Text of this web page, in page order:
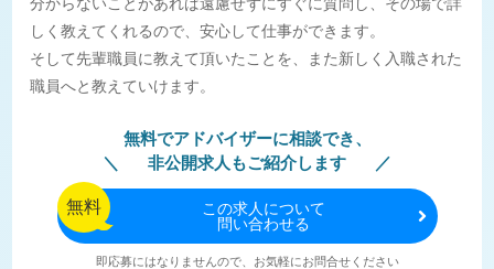
しく教えてくれるので、安心して仕事ができます。
そして先輩職員に教えて頂いたことを、また新しく入職された
職員へと教えていけます。
無料でアドバイザーに相談でき、
非公開求人もご紹介します
無料 この求人について
問い合わせる
即応募にはなりませんので、お気軽にお問合せください